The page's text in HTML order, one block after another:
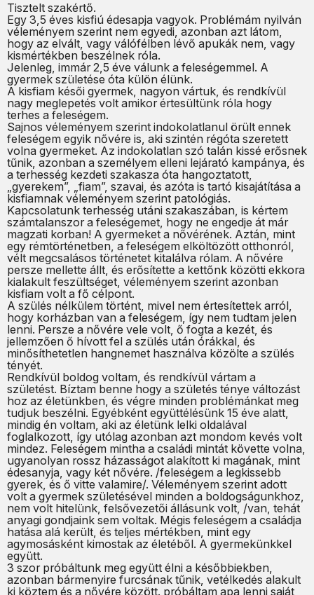
Tisztelt szakértő.
Egy 3,5 éves kisfiú édesapja vagyok. Problémám nyilván
véleményem szerint nem egyedi, azonban azt látom,
hogy az elvált, vagy válófélben lévő apukák nem, vagy
kismértékben beszélnek róla.
Jelenleg, immár 2,5 éve válunk a feleségemmel. A
gyermek születése óta külön élünk.
A kisfiam késői gyermek, nagyon vártuk, és rendkívül
nagy meglepetés volt amikor értesültünk róla hogy
terhes a feleségem.
Sajnos véleményem szerint indokolatlanul örült ennek
feleségem egyik nővére is, aki szintén régóta szeretett
volna gyermeket. Az indokolatlan szó talán kissé erősnek
tűnik, azonban a személyem elleni lejárató kampánya, és
a terhesség kezdeti szakasza óta hangoztatott,
„gyerekem”, „fiam”, szavai, és azóta is tartó kisajátítása a
kisfiamnak véleményem szerint patológiás.
Kapcsolatunk terhesség utáni szakaszában, is kértem
számtalanszor a feleségemet, hogy ne engedje át már
magzati korban! A gyermeket a nővérének. Aztán, mint
egy rémtörténetben, a feleségem elköltözött otthonról,
vélt megcsalásos történetet kitalálva rólam. A nővére
persze mellette állt, és erősítette a kettőnk közötti ekkora
kialakult feszültséget, véleményem szerint azonban
kisfiam volt a fő célpont.
A szülés nélkülem történt, mivel nem értesítettek arról,
hogy korházban van a feleségem, így nem tudtam jelen
lenni. Persze a nővére vele volt, ő fogta a kezét, és
jellemzően ő hívott fel a szülés után órákkal, és
minősíthetetlen hangnemet használva közölte a szülés
tényét.
Rendkívül boldog voltam, és rendkívül vártam a
születést. Bíztam benne hogy a születés ténye változást
hoz az életünkben, és végre minden problémánkat meg
tudjuk beszélni. Egyébként együttélésünk 15 éve alatt,
mindig én voltam, aki az életünk lelki oldalával
foglalkozott, így utólag azonban azt mondom kevés volt
mindez. Feleségem mintha a családi mintát követte volna,
ugyanolyan rossz házasságot alakított ki magának, mint
édesanyja, vagy két nővére. /feleségem a legkissebb
gyerek, és ő vitte valamire/. Véleményem szerint adott
volt a gyermek születésével minden a boldogságunkhoz,
nem volt hitelünk, felsővezetői állásunk volt, /van, tehát
anyagi gondjaink sem voltak. Mégis feleségem a családja
hatása alá került, és teljes mértékben, mint egy
agymosásként kimostak az életéből. A gyermekünkkel
együtt.
3 szor próbáltunk meg együtt élni a későbbiekben,
azonban bármenyire furcsának tűnik, vetélkedés alakult
ki köztem és a nővére között. próbáltam apa lenni saját